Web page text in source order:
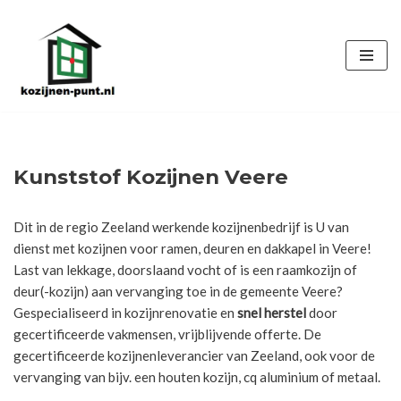
de
Kunststof Kozijnen Veere
Dit in de regio Zeeland werkende kozijnenbedrijf is U van
dienst met kozijnen voor ramen, deuren en dakkapel in Veere!
Last van lekkage, doorslaand vocht of is een raamkozijn of
deur(-kozijn) aan vervanging toe in de gemeente Veere?
Gespecialiseerd in kozijnrenovatie en snel hersteldoor
gecertificeerde vakmensen, vrijblijvende offerte. De
gecertificeerde kozijnenleverancier van Zeeland, ook voor de
vervanging van bijv. een houten kozijn, cq aluminium of metaal.